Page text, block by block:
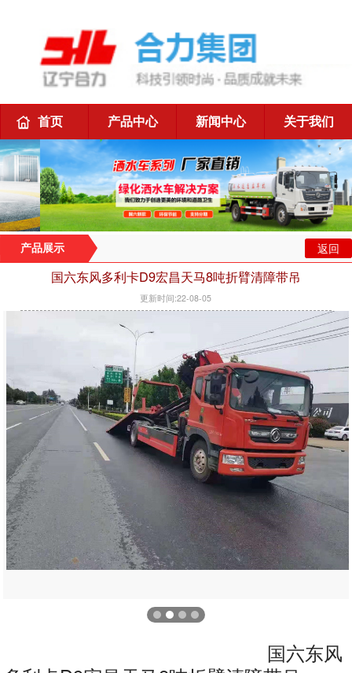
首页 产品中心 新闻中心 关于我们
产品展示 返回
国六东风多利卡D9宏昌天马8吨折臂清障带吊
更新时间:22-08-05
国六东风